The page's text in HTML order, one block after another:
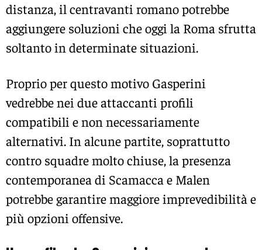
distanza, il centravanti romano potrebbe
aggiungere soluzioni che oggi la Roma sfrutta
soltanto in determinate situazioni.
Proprio per questo motivo Gasperini
vedrebbe nei due attaccanti profili
compatibili e non necessariamente
alternativi. In alcune partite, soprattutto
contro squadre molto chiuse, la presenza
contemporanea di Scamacca e Malen
potrebbe garantire maggiore imprevedibilità e
più opzioni offensive.